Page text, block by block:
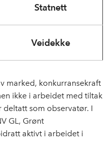
Statnett
Veidekke
marked, konkurransekraft
ikke i arbeidet med tiltak
som observatør. I
GL, Grønt
aktivt i arbeidet i